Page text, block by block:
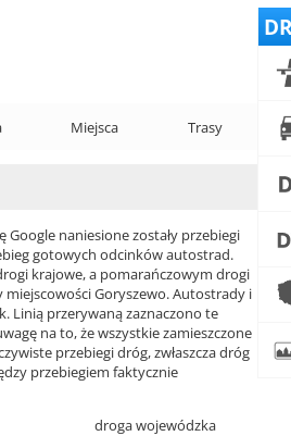
Miejsca Trasy
naniesione zostały przebiegi
gotowych odcinków autostrad.
krajowe, a pomarańczowym drogi
Goryszewo. Autostrady i
Linią przerywaną zaznaczono te
na to, że wszystkie zamieszczone
przebiegi dróg, zwłaszcza dróg
przebiegiem faktycznie
droga wojewódzka